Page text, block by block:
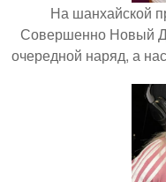
На шанхайской
Совершенно Новый
очередной наряд, а